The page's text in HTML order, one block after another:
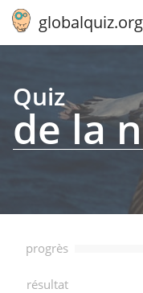
globalquiz.org
Quiz
de la
progrès
résultat